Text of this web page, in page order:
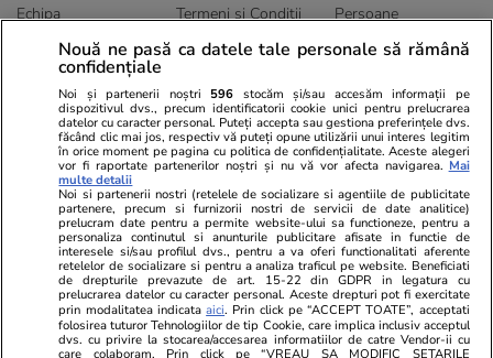
Echipa
Publicitate
Politica de
confidențialitate
Termeni și Conditii
Abonamente
Persoane
Sitemap
Ringier România
Libertatea pentru
Unica.ro
Program TV
Avantaje
ELLE
Gazeta Sporturilor
Stiri mondene
Calculator sarcina
Ajută Copiii
Locuri de muncă
Imobiliare.ro
Jobradar24
Imoradar24
Colecții Libertatea
Pariază responsabil! Decizia ONJN nr. 821/25.09.2025.
Jocurile de noroc sunt interzise minorilor.
Nouă ne pasă ca datele tale personale să rămână
confidențiale
Noi și partenerii noștri 596 stocăm și/sau accesăm informații pe
dispozitivul dvs., precum identificatorii cookie unici pentru prelucrarea
datelor cu caracter personal. Puteți accepta sau gestiona preferințele dvs.
făcând clic mai jos, respectiv vă puteți opune utilizării unui interes legitim
în orice moment pe pagina cu politica de confidențialitate. Aceste alegeri
vor fi raportate partenerilor noștri și nu vă vor afecta navigarea. Mai
multe detalii
Noi si partenerii nostri (retelele de socializare si agentiile de publicitate
partenere, precum si furnizorii nostri de servicii de date analitice)
prelucram date pentru a permite website-ului sa functioneze, pentru a
personaliza continutul si anunturile publicitare afisate in functie de
interesele si/sau profilul dvs., pentru a va oferi functionalitati aferente
retelelor de socializare si pentru a analiza traficul pe website. Beneficiati
de drepturile prevazute de art. 15-22 din GDPR in legatura cu
prelucrarea datelor cu caracter personal. Aceste drepturi pot fi exercitate
prin modalitatea indicataaici. Prin click pe “ACCEPT TOATE”, acceptati
folosirea tuturor Tehnologiilor de tip Cookie, care implica inclusiv acceptul
dvs. cu privire la stocarea/accesarea informatiilor de catre Vendor-ii cu
care colaboram. Prin click pe “VREAU SA MODIFIC SETARILE